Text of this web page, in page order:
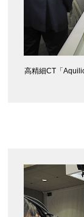
高精細CT「